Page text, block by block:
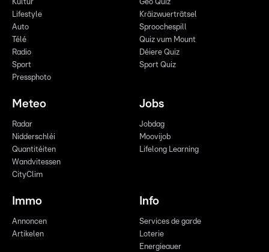
Kultur
Lifestyle
Auto
Télé
Radio
Sport
Pressphoto
Geo Quiz
Kräizwuerträtsel
Sproochespill
Quiz vum Mount
Déiere Quiz
Sport Quiz
Meteo
Radar
Nidderschléi
Quantitéiten
Wandvitessen
CityClim
Jobs
Jobdag
Moovijob
Lifelong Learning
Immo
Annoncen
Artikelen
Info
Services de garde
Loterie
Energieauer